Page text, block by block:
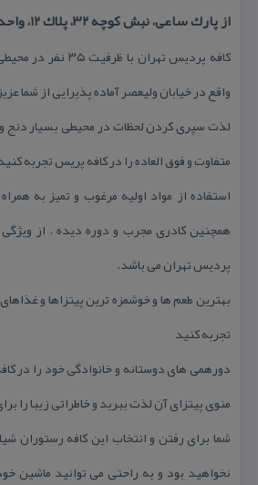
از پارك ساعی، نبش كوچه ۳۲، پلاك ۱۲، واحد ۲
كافه پردیس تهران با
واقع در خیابان ولیعصر آماده پذیرایی از شما
لذت سپری كردن لحظات در محیطی بسیار دنج و
متفاوت و فوق العاده را در كافه پریس تجربه
استفاده از مواد اولیه مرغوب و تمیز به
همچنین كادری مجرب و دوره دیده ، از
پردیس تهران می باشد.
بهترین طعم ها و خوشمزه ترین پیتزاها و
تجربه كنید
دورهمی های دوستانه و خانوادگی خود را در
منوی پیتزای آن لذت ببرید و خاطراتی زیبا را
شما برای رفتن و انتخاب این كافه رستوران
نخواهید بود و به راحتی می توانید ماشین